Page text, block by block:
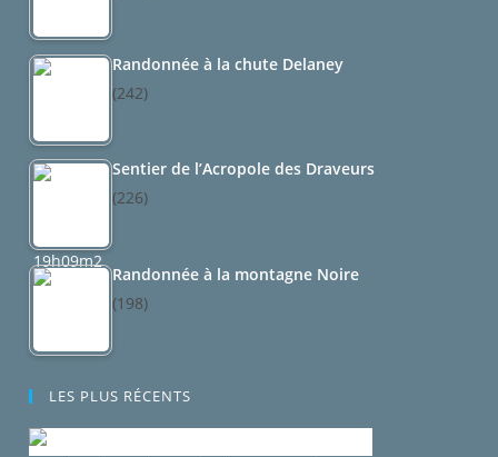
Randonnée à la chute Delaney
(242)
Sentier de l’Acropole des Draveurs
(226)
Randonnée à la montagne Noire
(198)
LES PLUS RÉCENTS